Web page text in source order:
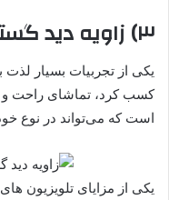
۳) زاویه دید گسترده تلویزیون شیائومی
یکی از تجربیات بسیار
کسب کرد، تماشای راحت و
است که می‌تواند در نوع